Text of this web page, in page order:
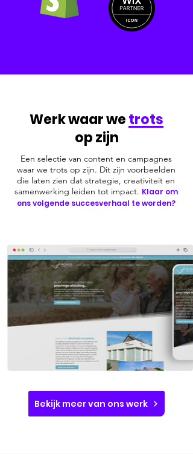
Werk waar wetrots
op zijn
Een selectie van content en campagnes
waar we trots op zijn. Dit zijn voorbeelden
die laten zien dat strategie, creativiteit en
samenwerking leiden tot impact. Klaar om
ons volgende succesverhaal te worden?
Bekijk meer van ons werk